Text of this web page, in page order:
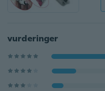
vurderinger